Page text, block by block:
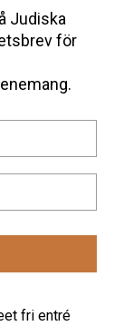
Judiska
för
fri entré